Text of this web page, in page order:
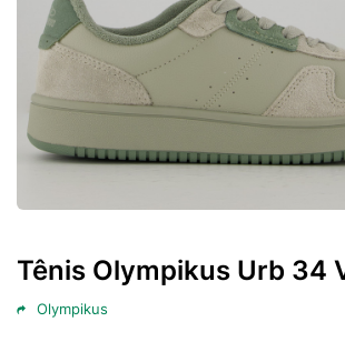
Tênis Olympikus Urb 34
Olympikus